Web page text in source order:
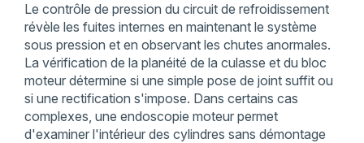
Le contrôle de pression du circuit de refroidissement
révèle les fuites internes en maintenant le système
sous pression et en observant les chutes anormales.
La vérification de la planéité de la culasse et du bloc
moteur détermine si une simple pose de joint suffit ou
si une rectification s'impose. Dans certains cas
complexes, une endoscopie moteur permet
d'examiner l'intérieur des cylindres sans démontage